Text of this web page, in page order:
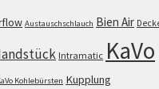
Austauschschlauch Bien Air
Intramatic KaVo
Kohlebürsten Kupplung